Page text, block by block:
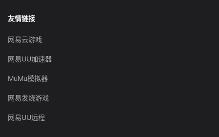
友情链接
网易云游戏
网易UU加速器
MuMu模拟器
网易发烧游戏
网易UU远程